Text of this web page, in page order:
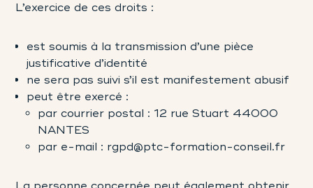
L’exercice de ces droits :
est soumis à la transmission d’une pièce
justificative d’identité
ne sera pas suivi s’il est manifestement abusif
peut être exercé :
par courrier postal : 12 rue Stuart 44000
NANTES
par e-mail : rgpd@ptc-formation-conseil.fr